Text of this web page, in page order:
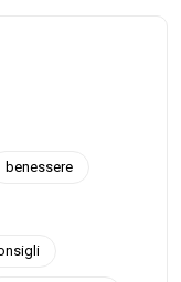
benessere